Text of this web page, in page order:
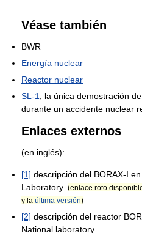
Véase también
BWR
Energía nuclear
Reactor nuclear
SL-1
, la única demostración
durante un accidente nuclear
Enlaces externos
(en inglés):
[1] descripción del BORAX-I
Laboratory. (enlace roto
y la última versión)
[2] descripción del reactor
National laboratory